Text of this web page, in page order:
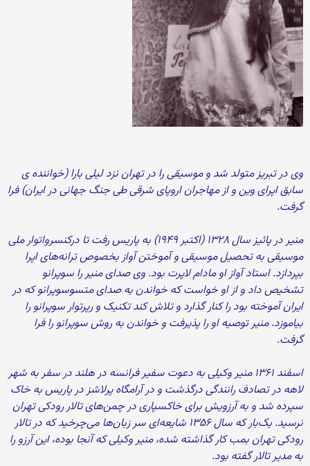
وی در تبریز متولد شد و موسیقی را در تهران نزد لیلی بارا (خواننده ی
سابق اپرای وین و از مهاجران اروپای شرقی طی جنگ جهانی در ایران) فرا
گرفت.
منیر در پائیز سال ۱۳۲۸ (اکتبر ۱۹۴۹) به پاریس رفت تا درکنسرواتوار ملی
موسیقی به تحصیل موسیقی و آموختن آواز بخصوص ترانه‌های اپرا
بپردازد. استاد آواز او مادام لاپرت بود. وی صدای منیر را سوپرانو
تشخیص داد و از او خواست که خواندن به صدای متسوسوپرانو که در
ایران آموخته بود را کنار گذارد و تلاش کند تکنیک و رپرتوار سوپرانو را
بیاموزد. منیر توصیه او را پذیرفت و خواندن به روش سوپرانو را فرا
گرفت.
اسفند ۱۳۶۱ منیر وکیلی به دعوت سفیر فرانسه در هلند در سفر به شهر
لاهه در تصادف رانندگی درگذشت و در آرامگاه پرلاشز در پاریس به خاک
سپرده‌ شد و به آرزویش برای خاکسپاری در چمن‌های تالار رودکی تهران
نرسید. یک‌بار که سال ۱۳۵۶ شایعه‌ای سر زبان‌ها می‌چرخید که در تالار
رودکی تهران بمب کار گذاشته شده، منیر وکیلی که آنجا بوده، این آرزو را
به مدیر تالار گفته بود.